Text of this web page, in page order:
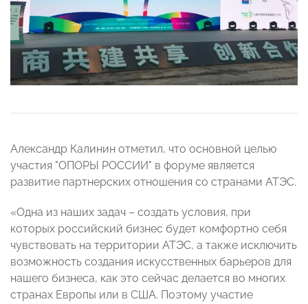
Александр Калинин отметил, что основной целью
участия "ОПОРЫ РОССИИ" в форуме является
развитие партнерских отношения со странами АТЭС.
«Одна из наших задач – создать условия, при
которых российский бизнес будет комфортно себя
чувствовать на территории АТЭС, а также исключить
возможность создания искусственных барьеров для
нашего бизнеса, как это сейчас делается во многих
странах Европы или в США. Поэтому участие